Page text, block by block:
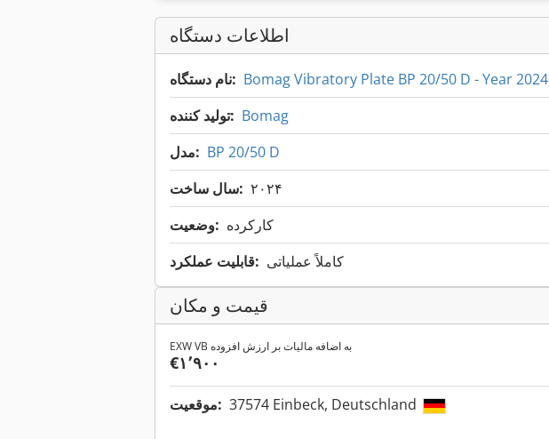
اطلاعات دستگاه
نام دستگاه: Bomag Vibratory Plate BP 20/50 D - Year 2024
تولید کننده: Bomag
مدل: BP 20/50 D
سال ساخت: ۲۰۲۴
وضعیت: کارکرده
قابلیت عملکرد: کاملاً عملیاتی
قیمت و مکان
EXW VB به اضافه مالیات بر ارزش افزوده
‎€۱٬۹۰۰
موقعیت: 37574 Einbeck, Deutschland